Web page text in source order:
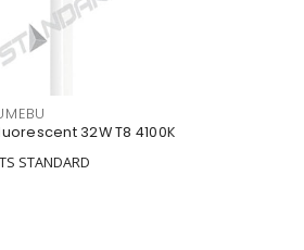
32W T8 4100K
STANDARD